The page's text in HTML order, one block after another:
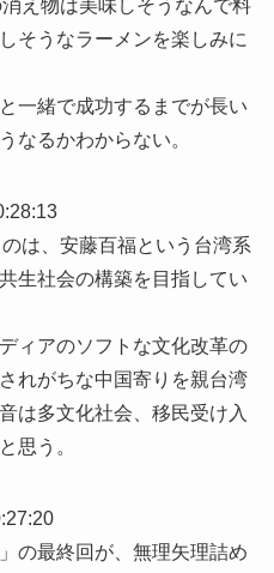
え物は美味しそうなんで料
そうなラーメンを楽しみに
一緒で成功するまでが長い
なるかわからない。
は、安藤百福という台湾系
生社会の構築を目指してい
ィアのソフトな文化改革の
れがちな中国寄りを親台湾
は多文化社会、移民受け入
思う。
の最終回が、無理矢理詰め